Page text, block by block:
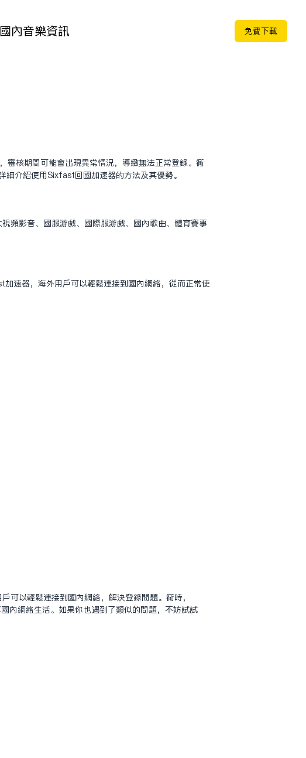
內音樂資訊 免费下载
审核期间可能会出现异常情况，导致无法正常登录。同
介绍使用Sixfast回国加速器的方法及其优势。
频影音、国服游戏、国际服游戏、国内歌曲、体育赛事
速器，海外用户可以轻松连接到国内网络，从而正常使
以轻松连接到国内网络，解决登录问题。同时，
内网络生活。如果你也遇到了类似的问题，不妨试试